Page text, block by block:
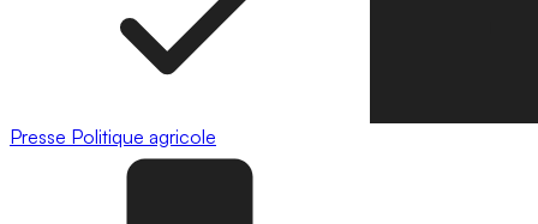
Presse Politique agricole